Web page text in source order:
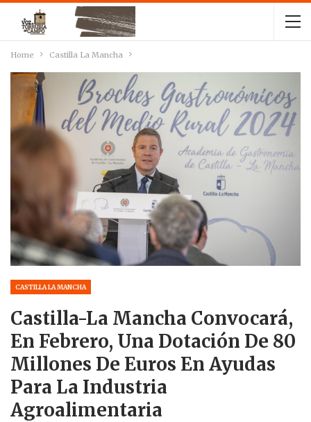
Home Castilla La Mancha
CASTILLA LA MANCHA
Castilla-La Mancha Convocará,
En Febrero, Una Dotación De 80
Millones De Euros En Ayudas
Para La Industria
Agroalimentaria